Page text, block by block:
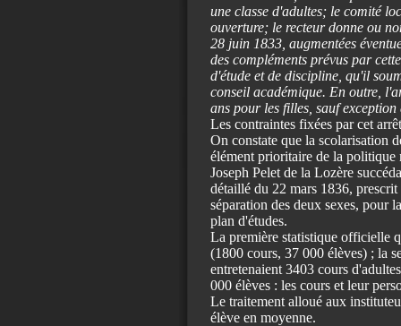
une classe d'adultes; le comité
ouverture; le recteur donne ou
28 juin 1833, augmentées
des compléments prévus par
d'étude et de discipline, qu'il
conseil académique. En outre,
ans pour les filles, sauf
Les contraintes fixées par cet
On constate que la scolarisation
élément prioritaire de la politique
Joseph Pelet de la Lozère
détaillé du 22 mars 1836,
séparation des deux sexes, pour
plan d'études.
La première statistique officielle
(1800 cours, 37 000 élèves) ; la
entretenaient 3403 cours
000 élèves : les cours et leur
Le traitement alloué aux
élève en moyenne.